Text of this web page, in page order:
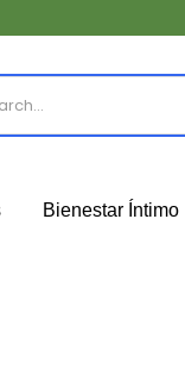
Bienestar Íntimo